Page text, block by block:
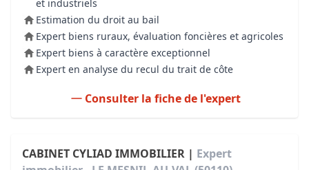
et industriels
Estimation du droit au bail
Expert biens ruraux, évaluation foncières et agricoles
Expert biens à caractère exceptionnel
Expert en analyse du recul du trait de côte
Consulter la fiche de l'expert
CABINET CYLIAD IMMOBILIER | Expert